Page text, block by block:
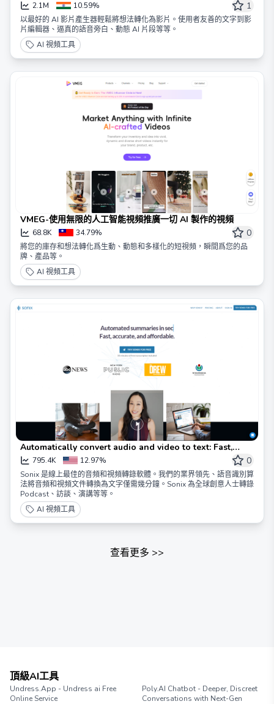
2.1M 10.59% 1
以最好的 AI 影片產生器輕鬆將想法轉化為影片。使用者友善的文字到影
片編輯器、逼真的語音旁白、動態 AI 片段等等。
AI 視頻工具
VMEG-使用無限的人工智能視頻推廣一切 AI 製作的視頻
68.8K 34.79% 0
將您的庫存和想法轉化爲生動、動態和多樣化的短視頻，瞬間爲您的品
牌、產品等。
AI 視頻工具
Automatically convert audio and video to text: Fast,
Accurate, & Affordable | Sonix 自動將音頻和視頻轉換為文
字：快速、準確且經濟實惠 | Sonix
795.4K 12.97% 0
Sonix 是線上最佳的音頻和視頻轉錄軟體。我們的業界領先、語音識別算
法將音頻和視頻文件轉換為文字僅需幾分鐘。Sonix 為全球創意人士轉錄
Podcast、訪談、演講等等。
AI 視頻工具
查看更多 >>
頂級AI工具
Undress.App - Undress ai Free
Online Service
Poly.AI Chatbot - Deeper, Discreet
Conversations with Next-Gen